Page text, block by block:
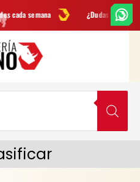
¿Dudas? Escríbenos por